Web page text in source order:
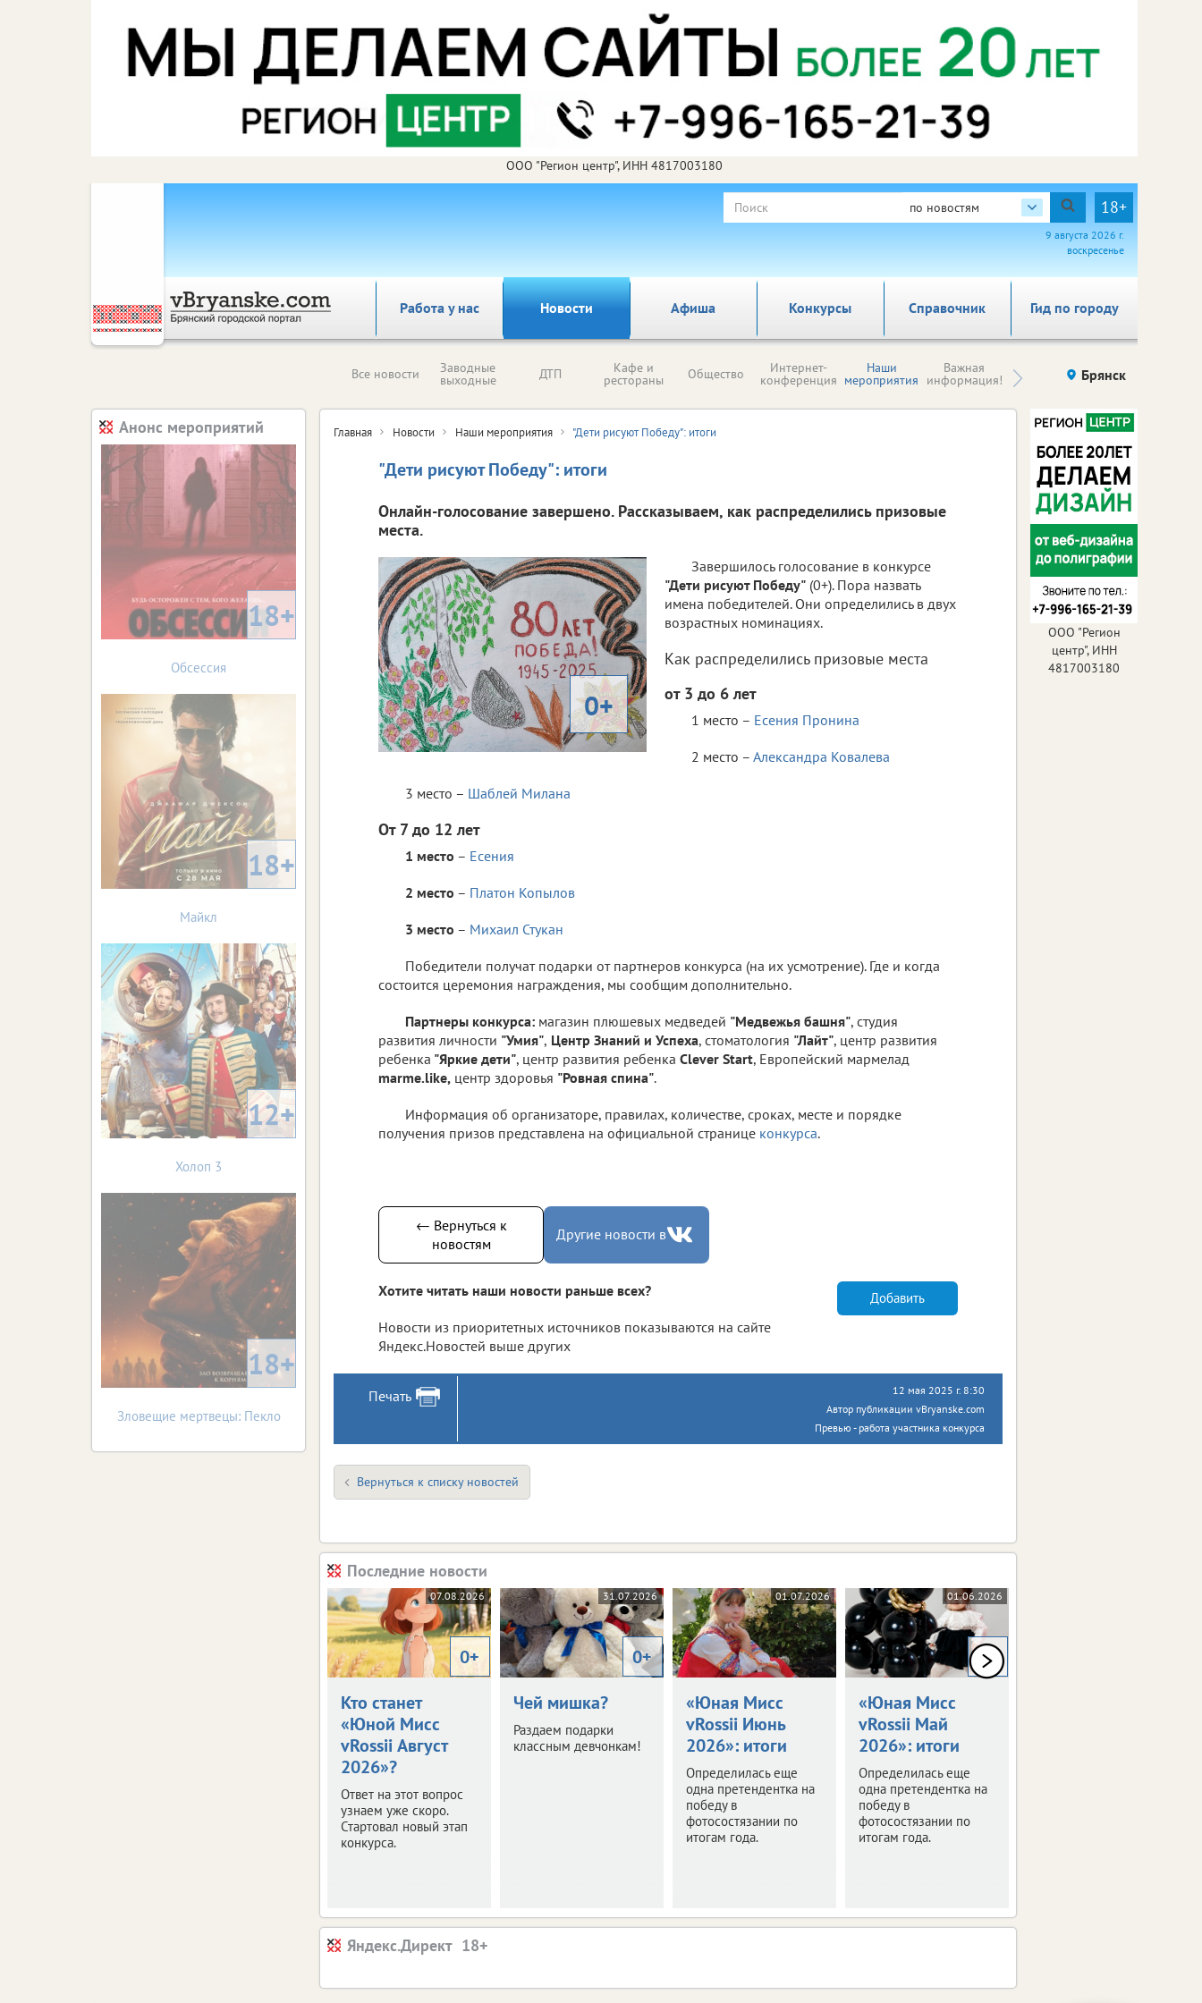
ООО "Регион центр", ИНН 4817003180
по новостям 18+
9 августа 2026 г.
воскресенье
Работа у нас Новости Афиша Справочник Гид по городу
Конкурсы
Все новости Заводные
выходные ДТП Кафе и
рестораны Общество Интернет-
конференция
Наши
мероприятия
Важная
информация! Происшествия Здоровье
Брянск
Главная Новости Наши мероприятия "Дети рисуют Победу": итоги
"Дети рисуют Победу": итоги
Онлайн-голосование завершено. Рассказываем, как распределились призовые
места.
0+
Завершилось голосование в конкурсе
"Дети рисуют Победу" (0+). Пора назвать
имена победителей. Они определились в двух
возрастных номинациях.
Как распределились призовые места
от 3 до 6 лет
1 место – Есения Пронина
2 место – Александра Ковалева
3 место – Шаблей Милана
От 7 до 12 лет
1 место – Есения
2 место – Платон Копылов
3 место – Михаил Стукан
Победители получат подарки от партнеров конкурса (на их усмотрение). Где и когда
состоится церемония награждения, мы сообщим дополнительно.
Партнеры конкурса: магазин плюшевых медведей "Медвежья башня", студия
развития личности "Умия", Центр Знаний и Успеха, стоматология "Лайт", центр развития
ребенка "Яркие дети", центр развития ребенка Clever Start, Европейский мармелад
marme.like, центр здоровья "Ровная спина".
Информация об организаторе, правилах, количестве, сроках, месте и порядке
получения призов представлена на официальной странице конкурса.
← Вернуться к
новостям
Другие новости в
Хотите читать наши новости раньше всех?
Новости из приоритетных источников показываются на сайте
Яндекс.Новостей выше других
Добавить
Печать
12 мая 2025 г. 8:30
Автор публикации vBryanske.com
Превью - работа участника конкурса
Вернуться к списку новостей
Последние новости
07.08.2026
0+
Кто станет
«Юной Мисс
vRossii Август
2026»?
Ответ на этот вопрос
узнаем уже скоро.
Стартовал новый этап
конкурса.
31.07.2026
0+
Чей мишка?
Раздаем подарки
классным девчонкам!
01.07.2026
«Юная Мисс
vRossii Июнь
2026»: итоги
Определилась еще
одна претендентка на
победу в
фотосостязании по
итогам года.
01.06.2026
0+
«Юная Мисс
vRossii Май
2026»: итоги
Определилась еще
одна претендентка на
победу в
фотосостязании по
итогам года.
Яндекс.Директ
Анонс мероприятий
18+
Обсессия
18+
Майкл
12+
Холоп 3
18+
Зловещие мертвецы: Пекло
ООО "Регион
центр", ИНН
4817003180